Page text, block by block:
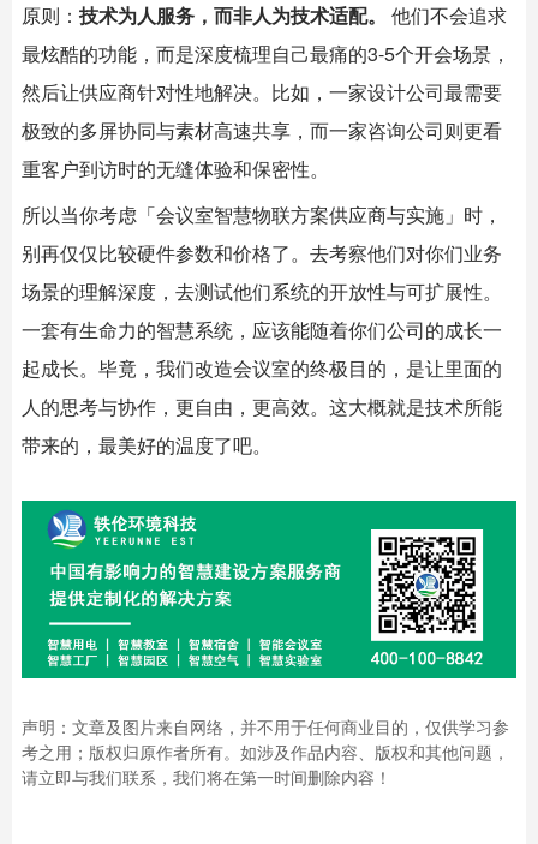
原则： 技术为人服务，而非人为技术适配。
​ 他们不会追求
最炫酷的功能，而是深度梳理自己最痛的3-5个开会场景，
然后让供应商针对性地解决。比如，一家设计公司最需要
极致的多屏协同与素材高速共享，而一家咨询公司则更看
重客户到访时的无缝体验和保密性。
所以当你考虑「会议室智慧物联方案供应商与实施」时，
别再仅仅比较硬件参数和价格了。去考察他们对你们业务
场景的理解深度，去测试他们系统的开放性与可扩展性。
一套有生命力的智慧系统，应该能随着你们公司的成长一
起成长。毕竟，我们改造会议室的终极目的，是让里面的
人的思考与协作，更自由，更高效。这大概就是技术所能
带来的，最美好的温度了吧。
声明：文章及图片来自网络，并不用于任何商业目的，仅供学习参
考之用；版权归原作者所有。如涉及作品内容、版权和其他问题，
请立即与我们联系，我们将在第一时间删除内容！